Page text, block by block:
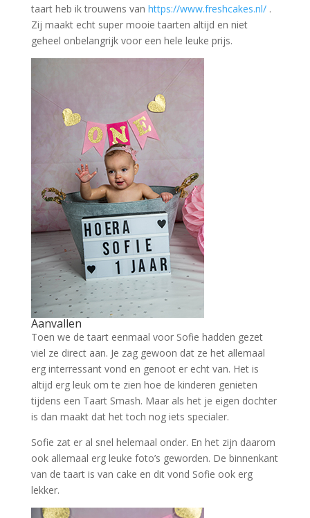
taart heb ik trouwens van https://www.freshcakes.nl/.
Zij maakt echt super mooie taarten altijd en niet
geheel onbelangrijk voor een hele leuke prijs.
Aanvallen
Toen we de taart eenmaal voor Sofie hadden gezet
viel ze direct aan. Je zag gewoon dat ze het allemaal
erg interressant vond en genoot er echt van. Het is
altijd erg leuk om te zien hoe de kinderen genieten
tijdens een Taart Smash. Maar als het je eigen dochter
is dan maakt dat het toch nog iets specialer.
Sofie zat er al snel helemaal onder. En het zijn daarom
ook allemaal erg leuke foto’s geworden. De binnenkant
van de taart is van cake en dit vond Sofie ook erg
lekker.